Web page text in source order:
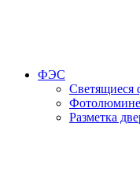
ФЭС
Светящиеся
Разметка